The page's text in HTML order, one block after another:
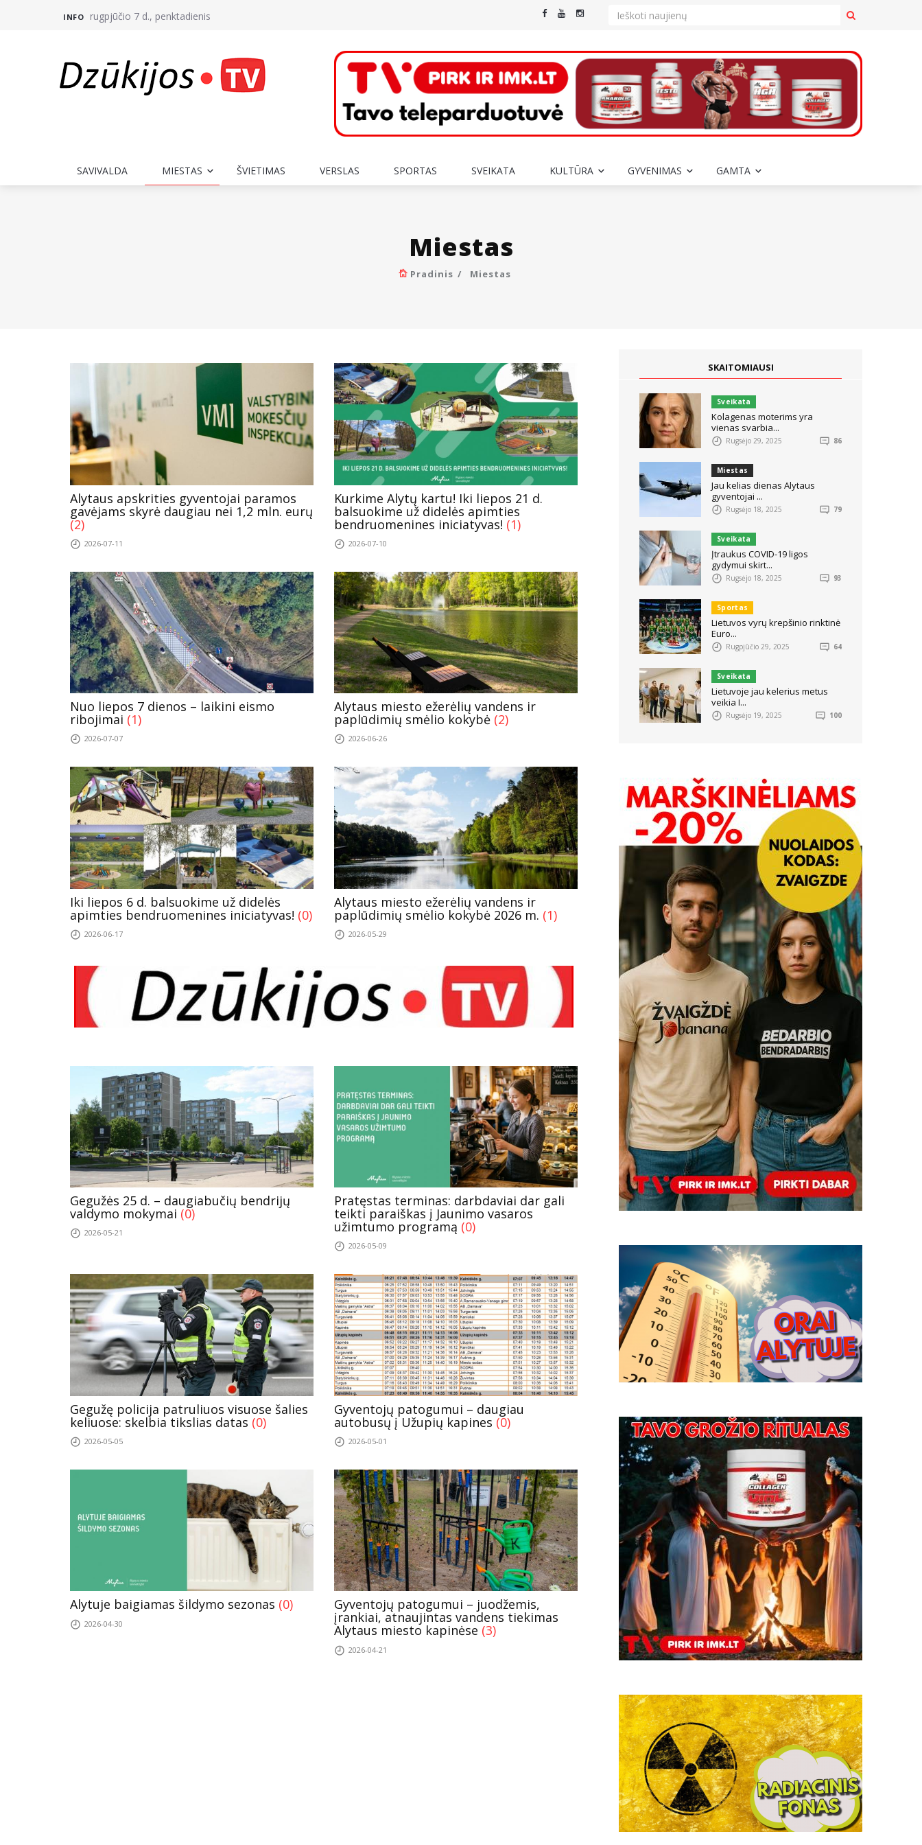
INFO rugpjūčio 7 d., penktadienis
SAVIVALDA MIESTAS ŠVIETIMAS VERSLAS SPORTAS SVEIKATA KULTŪRA GYVENIMAS GAMTA
Miestas
Pradinis Miestas
Alytaus apskrities gyventojai paramos
gavėjams skyrė daugiau nei 1,2 mln. eurų
(2)
2026-07-11
Kurkime Alytų kartu! Iki liepos 21 d.
balsuokime už didelės apimties
bendruomenines iniciatyvas! (1)
2026-07-10
Nuo liepos 7 dienos – laikini eismo
ribojimai (1)
2026-07-07
Alytaus miesto ežerėlių vandens ir
paplūdimių smėlio kokybė (2)
2026-06-26
Iki liepos 6 d. balsuokime už didelės
apimties bendruomenines iniciatyvas! (0)
2026-06-17
Alytaus miesto ežerėlių vandens ir
paplūdimių smėlio kokybė 2026 m. (1)
2026-05-29
Gegužės 25 d. – daugiabučių bendrijų
valdymo mokymai (0)
2026-05-21
Pratęstas terminas: darbdaviai dar gali
teikti paraiškas į Jaunimo vasaros
užimtumo programą (0)
2026-05-09
Gegužę policija patruliuos visuose šalies
keliuose: skelbia tikslias datas (0)
2026-05-05
Gyventojų patogumui – daugiau
autobusų į Užupių kapines (0)
2026-05-01
Alytuje baigiamas šildymo sezonas (0)
2026-04-30
Gyventojų patogumui – juodžemis,
įrankiai, atnaujintas vandens tiekimas
Alytaus miesto kapinėse (3)
2026-04-21
SKAITOMIAUSI
Sveikata
Kolagenas moterims yra
vienas svarbia...
Rugsėjo 29, 2025 86
Miestas
Jau kelias dienas Alytaus
gyventojai ...
Rugsėjo 18, 2025 79
Sveikata
Įtraukus COVID-19 ligos
gydymui skirt...
Rugsėjo 18, 2025 93
Sportas
Lietuvos vyrų krepšinio rinktinė
Euro...
Rugpjūčio 29, 2025 64
Sveikata
Lietuvoje jau kelerius metus
veikia I...
Rugsėjo 19, 2025 100